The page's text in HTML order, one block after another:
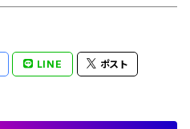
LINE ポスト